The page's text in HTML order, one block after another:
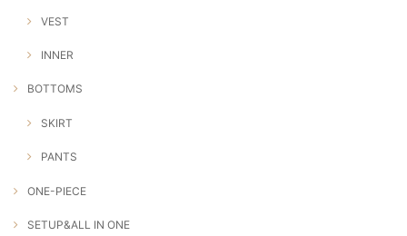
VEST
INNER
BOTTOMS
SKIRT
PANTS
ONE-PIECE
SETUP&ALL IN ONE